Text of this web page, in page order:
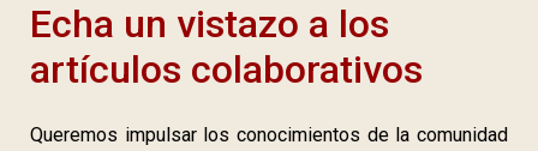
Echa un vistazo a los
artículos colaborativos
Queremos impulsar los conocimientos de la comunidad